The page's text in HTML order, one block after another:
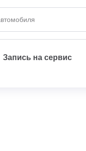
Запись на сервис